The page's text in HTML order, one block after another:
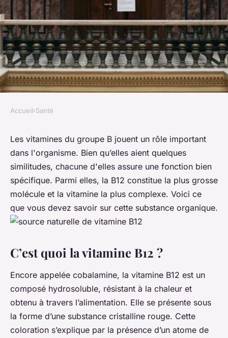
La vitamine B12
Fatoumata• 5 mai 2022•3 min de lecture
Accueil›Santé
Les vitamines du groupe B jouent un rôle important
dans l'organisme. Bien qu’elles aient quelques
similitudes, chacune d'elles assure une fonction bien
spécifique. Parmi elles, la B12 constitue la plus grosse
molécule et la vitamine la plus complexe. Voici ce
que vous devez savoir sur cette substance organique.
C’est quoi la vitamine B12 ?
Encore appelée cobalamine, la vitamine B12 est un
composé hydrosoluble, résistant à la chaleur et
obtenu à travers l’alimentation. Elle se présente sous
la forme d’une substance cristalline rouge. Cette
coloration s’explique par la présence d’un atome de